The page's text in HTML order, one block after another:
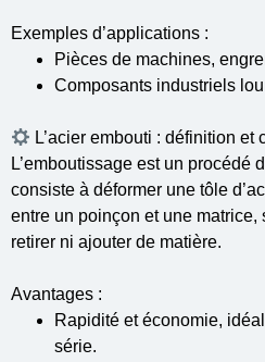
Exemples d’applications :
Pièces de machines,
Composants industriels
L’acier embouti : définition et
L’emboutissage est un procédé
consiste à déformer une tôle
entre un poinçon et une matrice,
retirer ni ajouter de matière.
Avantages :
Rapidité et économie,
série.